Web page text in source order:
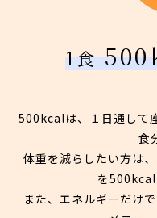
1食
500kcalは、１日通して
食
体重を減らしたい方は
を500kcal
また、エネルギーだけ